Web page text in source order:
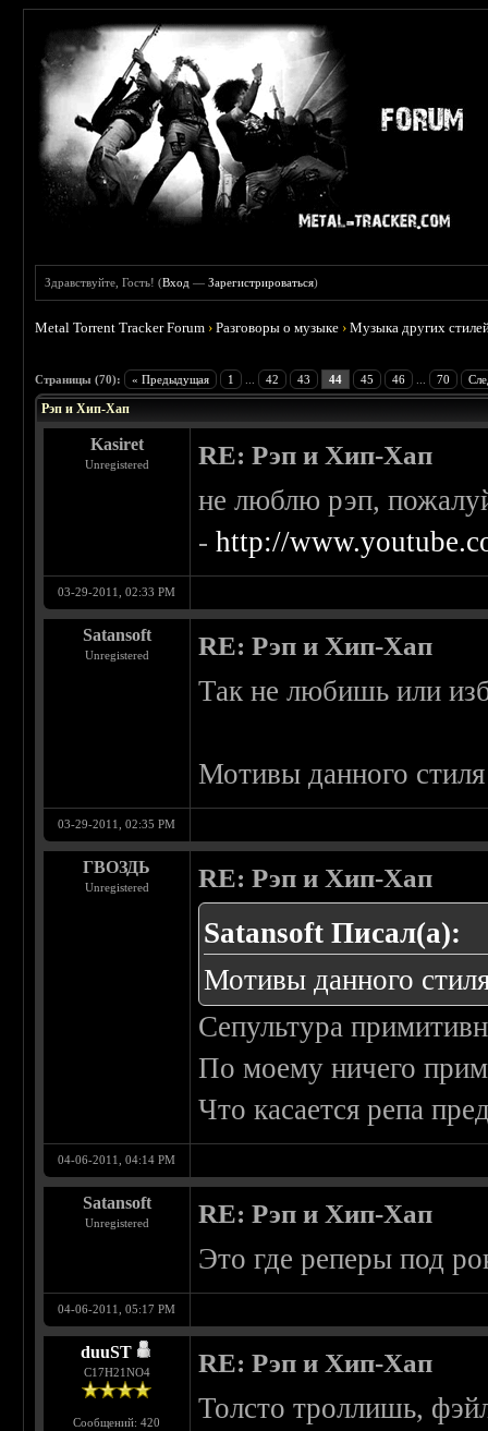
Здравствуйте, Гость! (Вход —Зарегистрироваться)
Metal Torrent Tracker Forum ›Разговоры о музыке ›Музыка других
Страницы (70): « Предыдущая 1 42 43 44 45 46 70
Рэп и Хип-Хап
Kasiret
Unregistered RE: Рэп и Хип-Хап
не люблю рэп,
-http://
03-29-2011, 02:33 PM
Satansoft
Unregistered RE: Рэп и Хип-Хап
Так не любишь или
Мотивы данного
03-29-2011, 02:35 PM
ГВОЗДЬ
Unregistered RE: Рэп и Хип-Хап
Satansoft Писал(а):
Мотивы данного
Сепультура
По моему ничего
Что касается репа
04-06-2011, 04:14 PM
Satansoft
Unregistered RE: Рэп и Хип-Хап
Это где реперы под
04-06-2011, 05:17 PM
duuST
С17H21NO4
Сообщений: 420
RE: Рэп и Хип-Хап
Толсто троллишь,